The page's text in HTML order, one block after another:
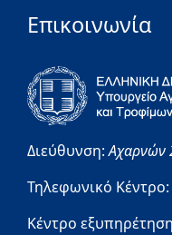
Επικοινωνία
Διεύθυνση:Αχαρνών
Τηλεφωνικό Κέντρο:
Κέντρο